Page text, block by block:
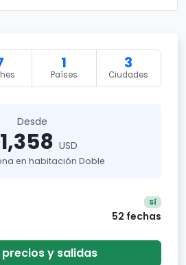
1
Países
3
Ciudades
Desde
USD
en habitación Doble
Sí
52 fechas
precios y salidas